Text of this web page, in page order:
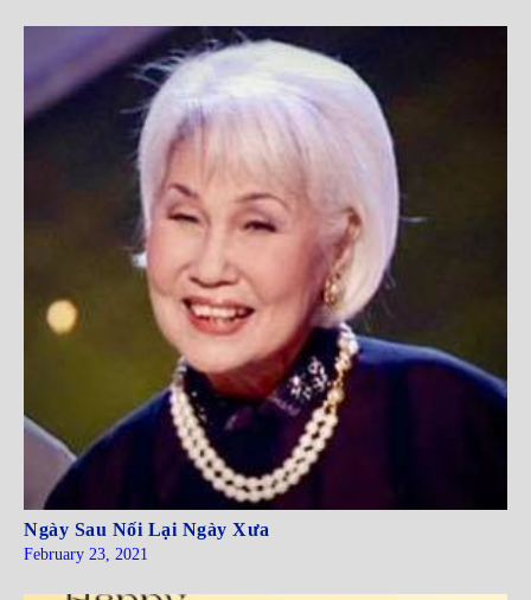
Ngày Sau Nối Lại Ngày Xưa
February 23, 2021